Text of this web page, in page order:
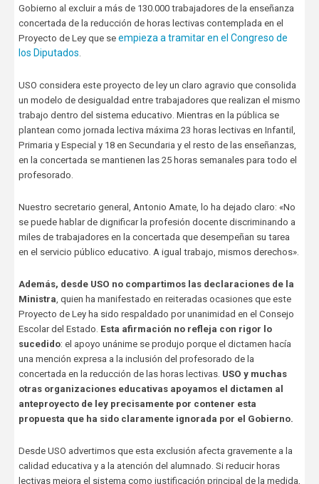
Gobierno al excluir a más de 130.000 trabajadores de la enseñanza
concertada de la reducción de horas lectivas contemplada en el
Proyecto de Ley que se empieza a tramitar en el Congreso de
los Diputados.
USO considera este proyecto de ley un claro agravio que consolida
un modelo de desigualdad entre trabajadores que realizan el mismo
trabajo dentro del sistema educativo. Mientras en la pública se
plantean como jornada lectiva máxima 23 horas lectivas en Infantil,
Primaria y Especial y 18 en Secundaria y el resto de las enseñanzas,
en la concertada se mantienen las 25 horas semanales para todo el
profesorado.
Nuestro secretario general, Antonio Amate, lo ha dejado claro: «No
se puede hablar de dignificar la profesión docente discriminando a
miles de trabajadores en la concertada que desempeñan su tarea
en el servicio público educativo. A igual trabajo, mismos derechos».
Además, desde USO no compartimos las declaraciones de la
Ministra, quien ha manifestado en reiteradas ocasiones que este
Proyecto de Ley ha sido respaldado por unanimidad en el Consejo
Escolar del Estado. Esta afirmación no refleja con rigor lo
sucedido: el apoyo unánime se produjo porque el dictamen hacía
una mención expresa a la inclusión del profesorado de la
concertada en la reducción de las horas lectivas. USO y muchas
otras organizaciones educativas apoyamos el dictamen al
anteproyecto de ley precisamente por contener esta
propuesta que ha sido claramente ignorada por el Gobierno.
Desde USO advertimos que esta exclusión afecta gravemente a la
calidad educativa y a la atención del alumnado. Si reducir horas
lectivas mejora el sistema como justificación principal de la medida,